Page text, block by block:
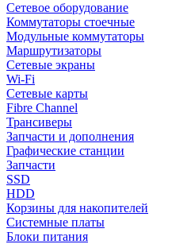
Сетевое оборудование
Коммутаторы стоечные
Модульные коммутаторы
Маршрутизаторы
Сетевые экраны
Wi-Fi
Сетевые карты
Fibre Channel
Трансиверы
Запчасти и дополнения
Графические станции
Запчасти
SSD
HDD
Корзины для накопителей
Системные платы
Блоки питания